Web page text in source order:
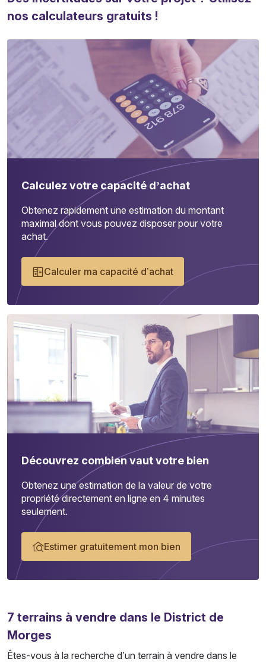
nos calculateurs gratuits !
Calculez votre capacité d’achat
Obtenez rapidement une estimation du montant
maximal dont vous pouvez disposer pour votre
achat.
Calculer ma capacité d’achat
Découvrez combien vaut votre bien
Obtenez une estimation de la valeur de votre
propriété directement en ligne en 4 minutes
seulement.
Estimer gratuitement mon bien
7 terrains à vendre dans le District de
Morges
Êtes-vous à la recherche d’un terrain à vendre dans le